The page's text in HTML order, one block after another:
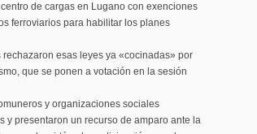
de cargas en Lugano con exenciones
ferroviarios para habilitar los planes
esas leyes ya «cocinadas» por
que se ponen a votación en la sesión
y organizaciones sociales
y presentaron un recurso de amparo ante la